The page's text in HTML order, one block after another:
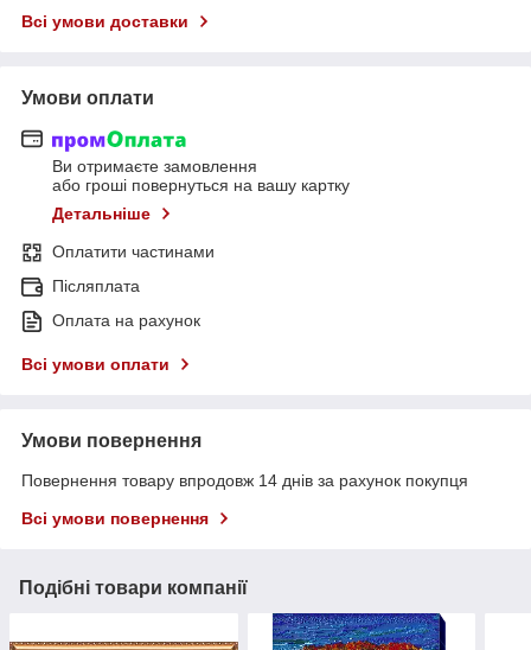
Всі умови доставки
Умови оплати
Ви отримаєте замовлення
або гроші повернуться на вашу картку
Детальніше
Оплатити частинами
Післяплата
Оплата на рахунок
Всі умови оплати
Умови повернення
Повернення товару впродовж 14 днів за рахунок покупця
Всі умови повернення
Подібні товари компанії